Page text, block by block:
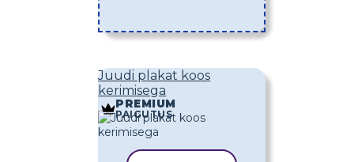
Juudi plakat koos
kerimisega
PREMIUM
PAIGUTUS